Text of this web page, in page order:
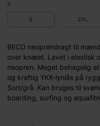
S
S 2XL
BECO neoprendragt til
over knæet. Lavet i elastisk
neopren. Meget behagelig
og kraftig YKK-lynlås på
Sort/grå. Kan bruges til
boarding, surfing og